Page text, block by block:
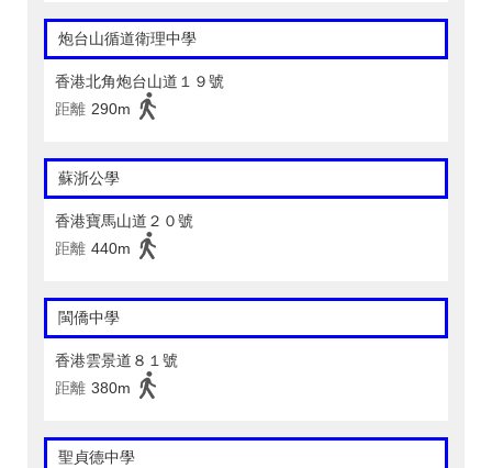
炮台山循道衛理中學
香港北角炮台山道１９號
距離 290m
蘇浙公學
香港寶馬山道２０號
距離 440m
閩僑中學
香港雲景道８１號
距離 380m
聖貞德中學